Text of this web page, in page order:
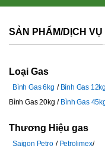
SẢN PHẨM/DỊCH VỤ
Loại Gas
Bình Gas 6kg
Bình Gas
Bình Gas 20kg
Bình Gas
Thương Hiệu gas
Saigon Petro
Petrolimex